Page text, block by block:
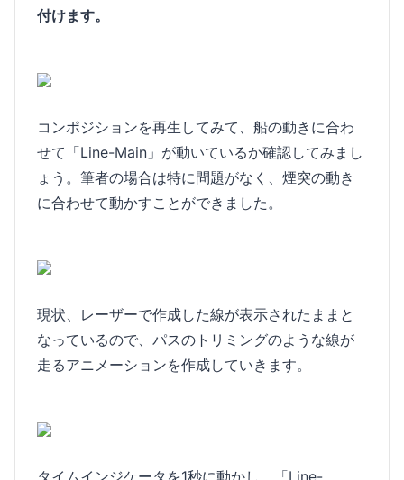
付けます。
コンポジションを再生してみて、船の動きに合わ
せて「Line-Main」が動いているか確認してみまし
ょう。筆者の場合は特に問題がなく、煙突の動き
に合わせて動かすことができました。
現状、レーザーで作成した線が表示されたままと
なっているので、パスのトリミングのような線が
走るアニメーションを作成していきます。
タイムインジケータを1秒に動かし、「Line-